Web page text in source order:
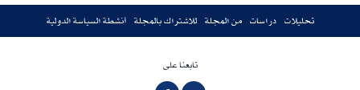
تحليلات دراسات من المجلة للاشتراك بالمجلة أنشطة السياسة الدولية
تابعنا على